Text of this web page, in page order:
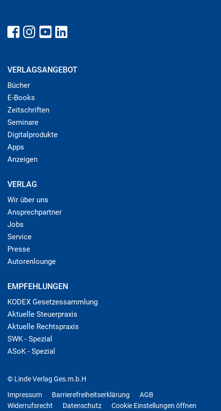
VERLAGSANGEBOT
Bücher
E-Books
Zeitschriften
Seminare
Digitalprodukte
Apps
Anzeigen
VERLAG
Wir über uns
Ansprechpartner
Jobs
Service
Presse
Autorenlounge
EMPFEHLUNGEN
KODEX Gesetzessammlung
Aktuelle Steuerpraxis
Aktuelle Rechtspraxis
SWK - Spezial
ASoK - Spezial
© Linde Verlag Ges.m.b.H
Impressum
Barrierefreiheitserklärung
AGB
Widerrufsrecht
Datenschutz Cookie Einstellungen öffnen